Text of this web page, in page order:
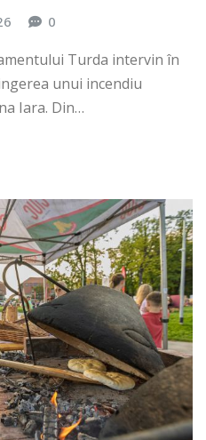
0
Turda intervin în
unui incendiu
Iara. Din…